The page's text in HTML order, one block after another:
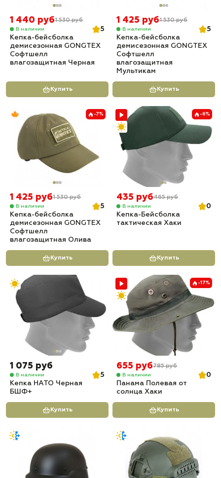
1 440 руб1 530 руб
В наличии
5
Кепка-бейсболка
демисезонная GONGTEX
Софтшелл
влагозащитная Черная
Купить
1 425 руб1 530 руб
В наличии
5
Кепка-бейсболка
демисезонная GONGTEX
Софтшелл
влагозащитная
Мультикам
Купить
-7%
1 425 руб1 530 руб
В наличии
5
Кепка-бейсболка
демисезонная GONGTEX
Софтшелл
влагозащитная Олива
Купить
-6%
435 руб465 руб
В наличии
0
Кепка-Бейсболка
тактическая Хаки
Купить
1 075 руб
В наличии
5
Кепка НАТО Черная
БШФ+
Купить
-17%
655 руб785 руб
В наличии
0
Панама Полевая от
солнца Хаки
Купить